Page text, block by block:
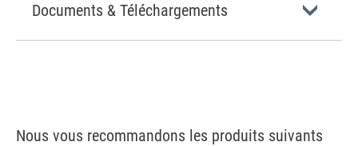
Documents & Téléchargements
Nous vous recommandons les produits suivants